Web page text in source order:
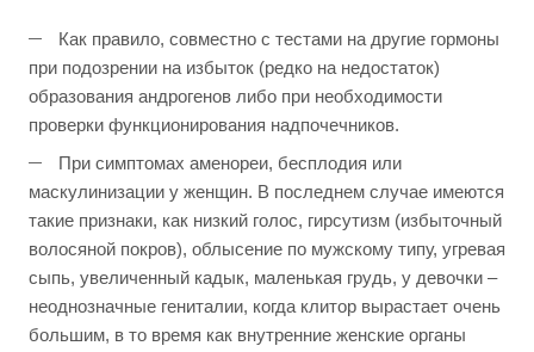
Как правило, совместно с тестами на другие гормоны
при подозрении на избыток (редко на недостаток)
образования андрогенов либо при необходимости
проверки функционирования надпочечников.
При симптомах аменореи, бесплодия или
маскулинизации у женщин. В последнем случае имеются
такие признаки, как низкий голос, гирсутизм (избыточный
волосяной покров), облысение по мужскому типу, угревая
сыпь, увеличенный кадык, маленькая грудь, у девочки –
неоднозначные гениталии, когда клитор вырастает очень
большим, в то время как внутренние женские органы